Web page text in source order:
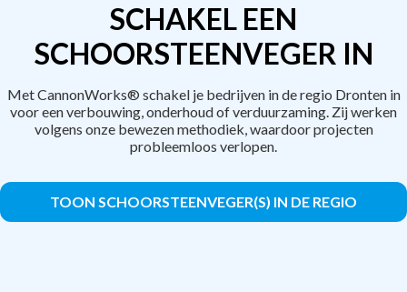
SCHAKEL EEN
SCHOORSTEENVEGER IN
Met CannonWorks® schakel je bedrijven in de regio Dronten in
voor een verbouwing, onderhoud of verduurzaming. Zij werken
volgens onze bewezen methodiek, waardoor projecten
probleemloos verlopen.
TOON SCHOORSTEENVEGER(S) IN DE REGIO